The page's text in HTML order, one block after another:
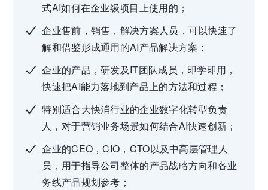
式AI如何在企业级项目上使用的；
企业售前，销售，解决方案人员，可以快速了
解和借鉴形成通用的AI产品解决方案；
企业的产品，研发及IT团队成员，即学即用，
快速把AI能力落地到产品上的方法和过程；
特别适合大快消行业的企业数字化转型负责
人，对于营销业务场景如何结合AI快速创新；
企业的CEO，CIO，CTO以及中高层管理人
员，用于指导公司整体的产品战略方向和各业
务线产品规划参考；